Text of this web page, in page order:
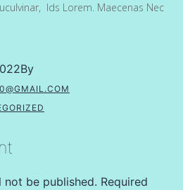
Ids Lorem. Maecenas Nec
By
not be published. Required